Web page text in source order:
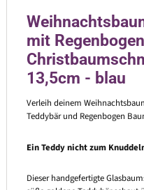
mit
13,5cm - blau
Verleih deinem
Teddybär und Regenbogen
Ein Teddy nicht zum
Dieser handgefertigte